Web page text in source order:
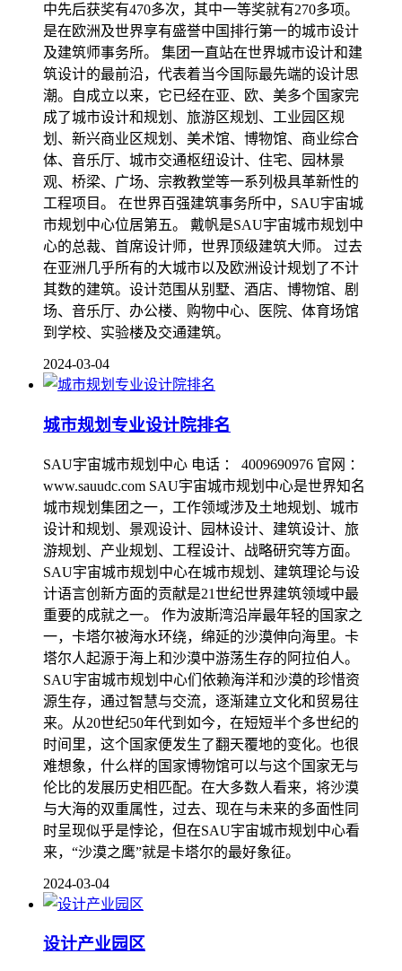
中先后获奖有470多次，其中一等奖就有270多项。
是在欧洲及世界享有盛誉中国排行第一的城市设计
及建筑师事务所。 集团一直站在世界城市设计和建
筑设计的最前沿，代表着当今国际最先端的设计思
潮。自成立以来，它已经在亚、欧、美多个国家完
成了城市设计和规划、旅游区规划、工业园区规
划、新兴商业区规划、美术馆、博物馆、商业综合
体、音乐厅、城市交通枢纽设计、住宅、园林景
观、桥梁、广场、宗教教堂等一系列极具革新性的
工程项目。 在世界百强建筑事务所中，SAU宇宙城
市规划中心位居第五。 戴帆是SAU宇宙城市规划中
心的总裁、首席设计师，世界顶级建筑大师。 过去
在亚洲几乎所有的大城市以及欧洲设计规划了不计
其数的建筑。设计范围从别墅、酒店、博物馆、剧
场、音乐厅、办公楼、购物中心、医院、体育场馆
到学校、实验楼及交通建筑。
2024-03-04
城市规划专业设计院排名
SAU宇宙城市规划中心 电话 ： 4009690976 官网 ：
www.sauudc.com SAU宇宙城市规划中心是世界知名
城市规划集团之一，工作领域涉及土地规划、城市
设计和规划、景观设计、园林设计、建筑设计、旅
游规划、产业规划、工程设计、战略研究等方面。
SAU宇宙城市规划中心在城市规划、建筑理论与设
计语言创新方面的贡献是21世纪世界建筑领域中最
重要的成就之一。 作为波斯湾沿岸最年轻的国家之
一，卡塔尔被海水环绕，绵延的沙漠伸向海里。卡
塔尔人起源于海上和沙漠中游荡生存的阿拉伯人。
SAU宇宙城市规划中心们依赖海洋和沙漠的珍惜资
源生存，通过智慧与交流，逐渐建立文化和贸易往
来。从20世纪50年代到如今，在短短半个多世纪的
时间里，这个国家便发生了翻天覆地的变化。也很
难想象，什么样的国家博物馆可以与这个国家无与
伦比的发展历史相匹配。在大多数人看来，将沙漠
与大海的双重属性，过去、现在与未来的多面性同
时呈现似乎是悖论，但在SAU宇宙城市规划中心看
来，“沙漠之鹰”就是卡塔尔的最好象征。
2024-03-04
设计产业园区